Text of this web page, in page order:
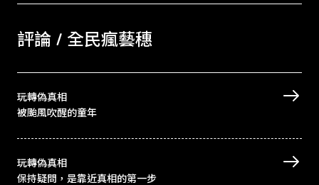
評論 / 全民瘋藝穗
玩轉偽真相
被颱風吹醒的童年
玩轉偽真相
保持疑問，是靠近真相的第一步